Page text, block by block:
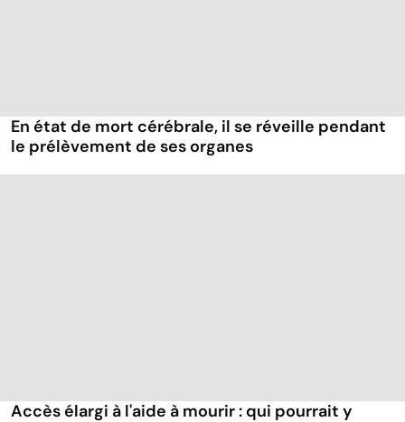
En état de mort cérébrale, il se réveille pendant
le prélèvement de ses organes
Accès élargi à l'aide à mourir : qui pourrait y